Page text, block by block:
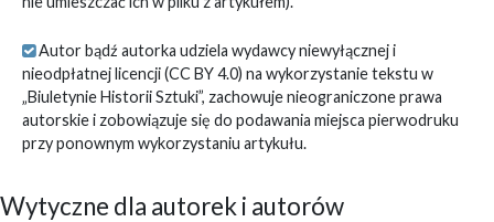
Autor bądź autorka udziela wydawcy niewyłącznej i
nieodpłatnej licencji (CC BY 4.0) na wykorzystanie tekstu w
„Biuletynie Historii Sztuki”, zachowuje nieograniczone prawa
autorskie i zobowiązuje się do podawania miejsca pierwodruku
przy ponownym wykorzystaniu artykułu.
Wytyczne dla autorek i autorów